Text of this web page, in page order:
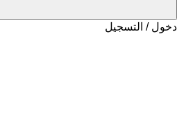
دخول / التسجيل